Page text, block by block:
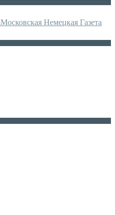
Московская Немецкая Газета